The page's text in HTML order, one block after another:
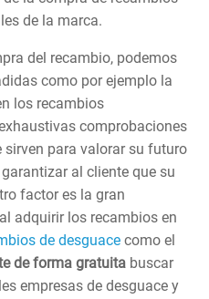
de la marca.
del recambio, podemos
como por ejemplo la
los recambios
comprobaciones
sirven para valorar su futuro
al cliente que su
factor es la gran
adquirir los recambios en
de desguace como el
de forma gratuita buscar
empresas de desguace y